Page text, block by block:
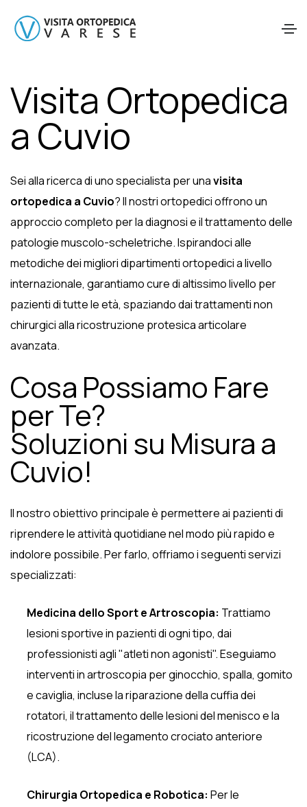
Visita Ortopedica
a Cuvio
Sei alla ricerca di uno specialista per unavisita
ortopedica a Cuvio? Il nostri ortopedici offrono un
approccio completo per la diagnosi e il trattamento delle
patologie muscolo-scheletriche. Ispirandoci alle
metodiche dei migliori dipartimenti ortopedici a livello
internazionale, garantiamo cure di altissimo livello per
pazienti di tutte le età, spaziando dai trattamenti non
chirurgici alla ricostruzione protesica articolare
avanzata.
Cosa Possiamo Fare
per Te?
Soluzioni su Misura a
Cuvio!
Il nostro obiettivo principale è permettere ai pazienti di
riprendere le attività quotidiane nel modo più rapido e
indolore possibile. Per farlo, offriamo i seguenti servizi
specializzati:
Medicina dello Sport e Artroscopia: Trattiamo
lesioni sportive in pazienti di ogni tipo, dai
professionisti agli "atleti non agonisti". Eseguiamo
interventi in artroscopia per ginocchio, spalla, gomito
e caviglia, incluse la riparazione della cuffia dei
rotatori, il trattamento delle lesioni del menisco e la
ricostruzione del legamento crociato anteriore
(LCA).
Chirurgia Ortopedica e Robotica: Per le